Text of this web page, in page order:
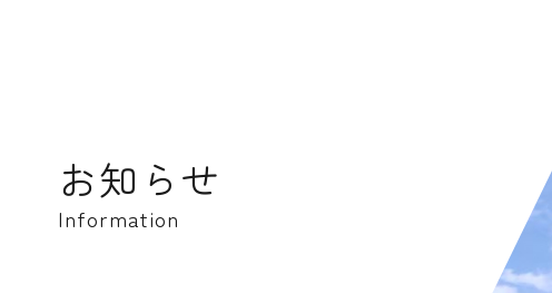
お知らせ
Information